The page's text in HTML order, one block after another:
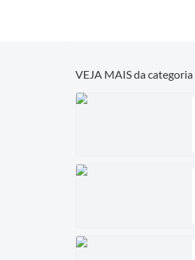
VEJA MAIS da categoria